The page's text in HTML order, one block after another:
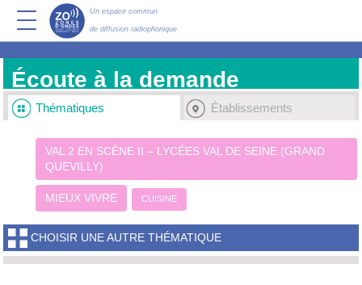
Un espace commun
de diffusion radiophonique
Écoute à la demande
Thématiques Établissements
VAL 2 EN SCÈNE II – LYCÉES VAL DE SEINE (GRAND
QUEVILLY)
MIEUX VIVRE CUISINE
CHOISIR UNE AUTRE THÉMATIQUE